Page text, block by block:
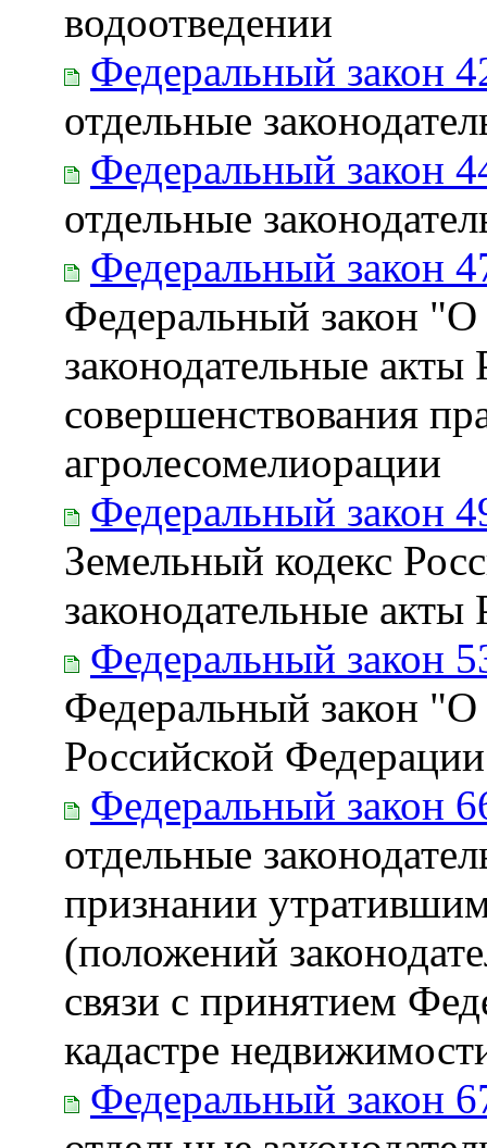
водоотведении
Федеральный закон
отдельные
Федеральный закон
отдельные
Федеральный закон
Федеральный закон
законодательные
совершенствования
агролесомелиорации
Федеральный закон
Земельный кодекс
законодательные
Федеральный закон
Федеральный закон
Российской Федерации
Федеральный закон
отдельные
признании
(положений
связи с принятием
кадастре
Федеральный закон